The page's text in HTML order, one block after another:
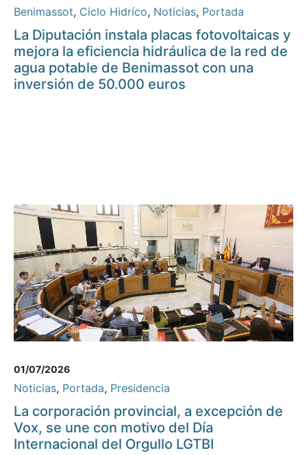
Benimassot, Ciclo Hidríco, Noticias, Portada
La Diputación instala placas fotovoltaicas y
mejora la eficiencia hidráulica de la red de
agua potable de Benimassot con una
inversión de 50.000 euros
01/07/2026
Noticias, Portada, Presidencia
La corporación provincial, a excepción de
Vox, se une con motivo del Día
Internacional del Orgullo LGTBI